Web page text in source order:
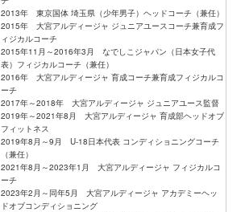
2013年 東京国体 埼玉県（少年男子）ヘッドコーチ（兼任）
2015年 大宮アルディージャ ジュニアユースコーチ兼育成フ
ィジカルコーチ
2015年11月～2016年3月 なでしこジャパン（日本女子代
表）フィジカルコーチ（兼任）
2016年 大宮アルディージャ 育成コーチ兼育成フィジカルコ
ーチ
2017年～2018年 大宮アルディージャ ジュニアユース監督
2019年～2021年8月 大宮アルディージャ 育成部ヘッドオブ
フィットネス
2019年8月～9月 U-18日本代表 コンディショニングコーチ
（兼任）
2021年8月～2023年1月 大宮アルディージャ フィジカルコ
ーチ
2023年2月～同年5月 大宮アルディージャ アカデミーヘッ
ドオブコンディショニング